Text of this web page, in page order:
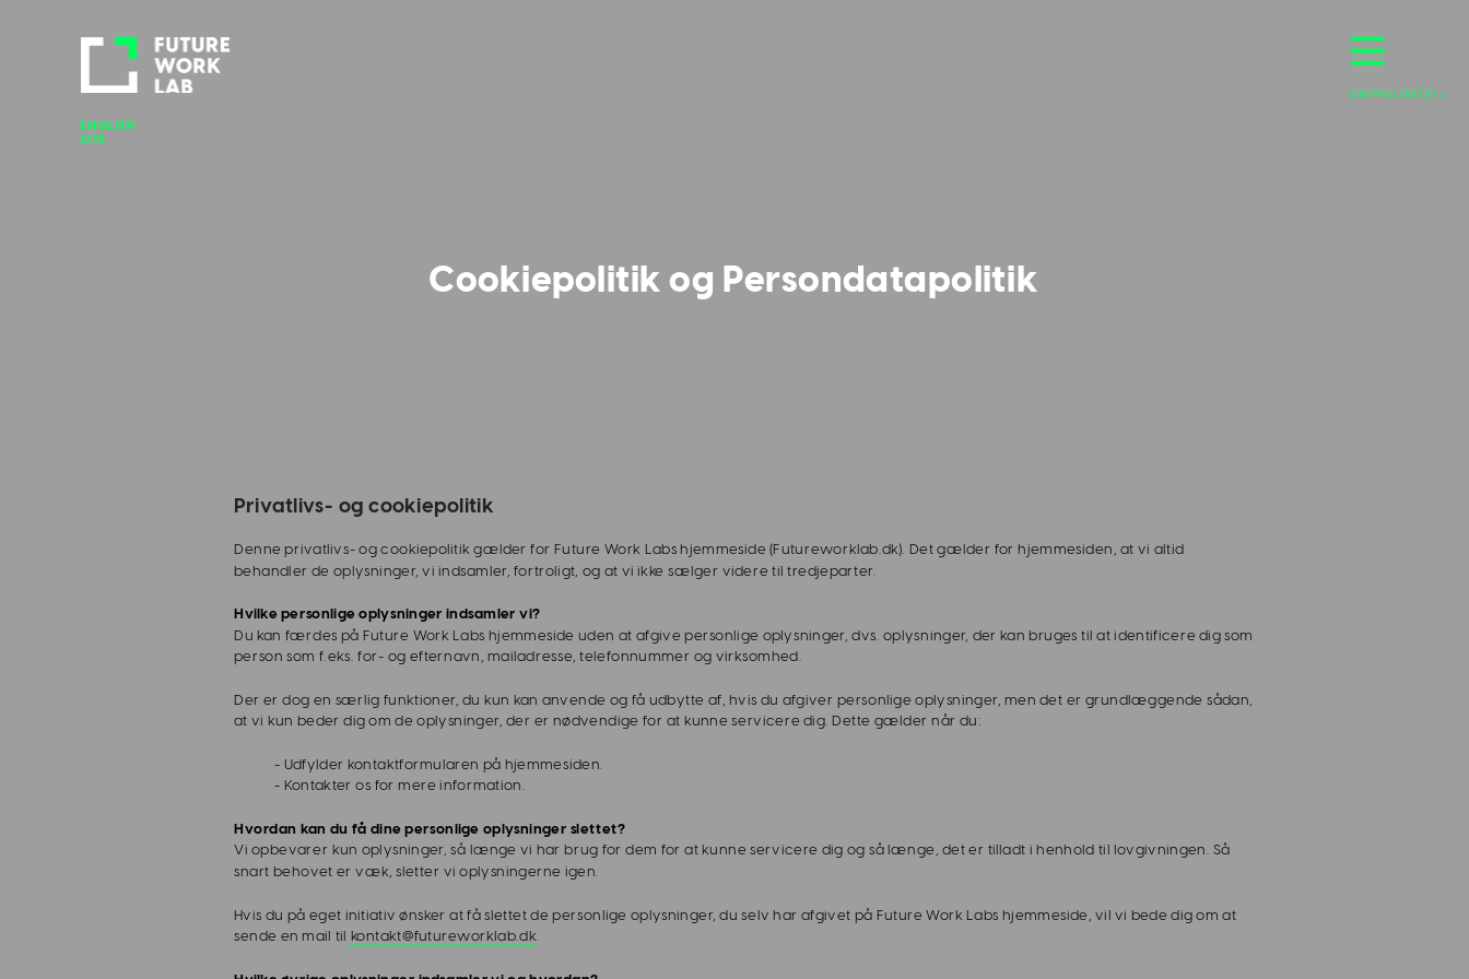
OM PROJEKTET >
ENGLISH
SITE
Cookiepolitik og Persondatapolitik
Privatlivs- og cookiepolitik
Denne privatlivs- og cookiepolitik gælder for Future Work Labs hjemmeside (Futureworklab.dk). Det gælder for hjemmesiden, at vi altid
behandler de oplysninger, vi indsamler, fortroligt, og at vi ikke sælger videre til tredjeparter.
Hvilke personlige oplysninger indsamler vi?
Du kan færdes på Future Work Labs hjemmeside uden at afgive personlige oplysninger, dvs. oplysninger, der kan bruges til at identificere dig som
person som f.eks. for- og efternavn, mailadresse, telefonnummer og virksomhed.
Der er dog en særlig funktioner, du kun kan anvende og få udbytte af, hvis du afgiver personlige oplysninger, men det er grundlæggende sådan,
at vi kun beder dig om de oplysninger, der er nødvendige for at kunne servicere dig. Dette gælder når du:
- Udfylder kontaktformularen på hjemmesiden.
- Kontakter os for mere information.
Hvordan kan du få dine personlige oplysninger slettet?
Vi opbevarer kun oplysninger, så længe vi har brug for dem for at kunne servicere dig og så længe, det er tilladt i henhold til lovgivningen. Så
snart behovet er væk, sletter vi oplysningerne igen.
Hvis du på eget initiativ ønsker at få slettet de personlige oplysninger, du selv har afgivet på Future Work Labs hjemmeside, vil vi bede dig om at
sende en mail til kontakt@futureworklab.dk.